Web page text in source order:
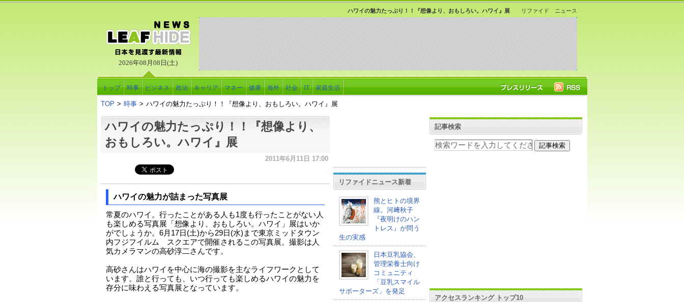
2026年08月08日(土)
リファイド ニュース
ハワイの魅力たっぷり！！『想像より、おもしろい。ハワイ』展
トップ 時事 ビジネス 政治 キャリア マネー 健康 海外 社会 IT 家庭生活
TOP > 時事 > ハワイの魅力たっぷり！！『想像より、おもしろい。ハワイ』展
ハワイの魅力たっぷり！！『想像より、
おもしろい。ハワイ』展
2011年6月11日 17:00
ハワイの魅力が詰まった写真展
常夏のハワイ。行ったことがある人も1度も行ったことがない人
も楽しめる写真展「想像より、おもしろい。ハワイ」展はいか
がでしょうか。6月17日(土)から29日(水)まで東京ミッドタウン
内フジフイルム スクエアで開催されるこの写真展。撮影は人
気カメラマンの高砂淳二さんです。
高砂さんはハワイを中心に海の撮影を主なライフワークとして
います。誰と行っても、いつ行っても楽しめるハワイの魅力を
存分に味わえる写真展となっています。
リファイドニュース新着
熊とヒトの境界
線。河﨑秋子
『夜明けのハン
トレス』が問う
生の実感
日本豆乳協会、
管理栄養士向け
コミュニティ
「豆乳スマイル
サポーターズ」を発足
記事検索
アクセスランキング トップ10